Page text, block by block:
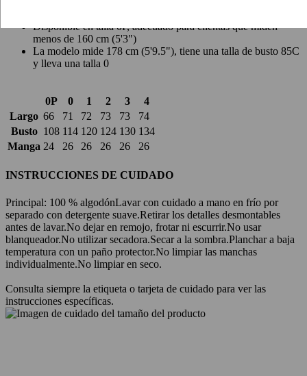
Disponible en talla 0P, adecuado para clientas que miden
menos de 160 cm (5'3")
La modelo mide 178 cm (5'9.5"), tiene una talla de busto 85C
y lleva una talla 0
0P 0 1 2 3
4
Largo 66 71 72 73 73
74
Busto 108 114 120 124 130 134
Manga 24 26 26 26 26 26
INSTRUCCIONES DE CUIDADO
Principal: 100 % algodónLavar con cuidado a mano en frío por
separado con detergente suave.Retirar los detalles desmontables
antes de lavar.No dejar en remojo, frotar ni escurrir.No usar
blanqueador.No utilizar secadora.Secar a la sombra.Planchar a baja
temperatura con un paño protector.No limpiar las manchas
individualmente.No limpiar en seco.
Consulta siempre la etiqueta o tarjeta de cuidado para ver las
instrucciones específicas.